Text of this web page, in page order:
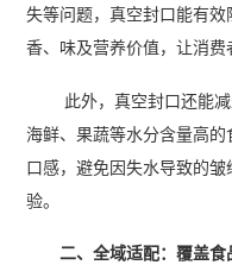
失等问题，真空封口能有效
香、味及营养价值，让消费
此外，真空封口还能
海鲜、果蔬等水分含量高
口感，避免因失水导致的
验。
二、全域适配：覆盖食